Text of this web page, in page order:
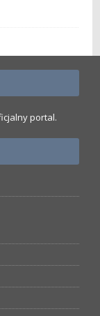
portal.